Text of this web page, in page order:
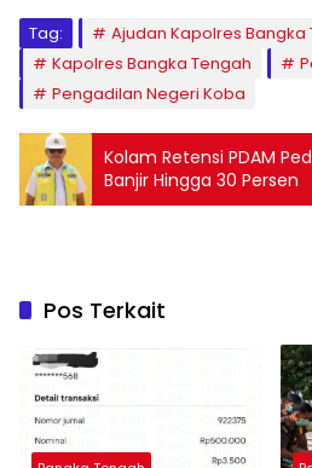
Tag: Ajudan Kapolres Bangka
Kapolres Bangka Tengah
Pengadilan Negeri Koba
Kolam Retensi PDAM
Banjir Hingga 30 Persen
Pos Terkait